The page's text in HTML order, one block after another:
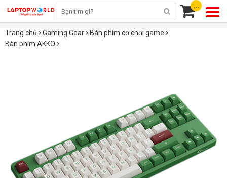
...
Trang chủ Gaming Gear
Bàn phím cơ chơi game
Bàn phím AKKO